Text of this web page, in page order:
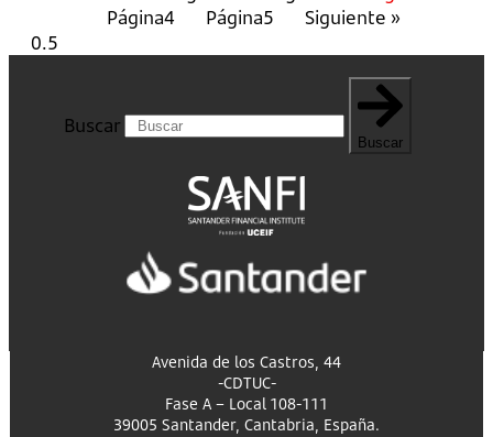
Página4 Página5 Siguiente »
Buscar
Buscar
Avenida de los Castros, 44
-CDTUC-
Fase A – Local 108-111
39005 Santander, Cantabria, España.